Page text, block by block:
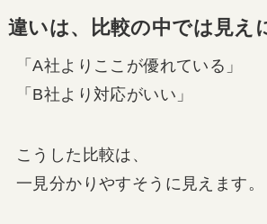
違いは、比較の中では見え
「A社よりここが優れている」
「B社より対応がいい」
こうした比較は、
一見分かりやすそうに見えます。